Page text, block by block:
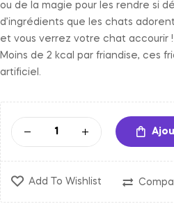
ou de la magie pour les rendre si
d’ingrédients que les chats
et vous verrez votre chat accourir !
Moins de 2 kcal par friandise, ces
artificiel.
Add To Wishlist